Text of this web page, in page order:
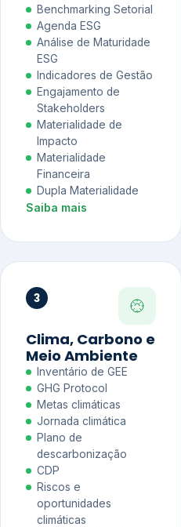
Benchmarking Setorial
Agenda ESG
Análise de Maturidade
ESG
Indicadores de Gestão
Engajamento de
Stakeholders
Materialidade de
Impacto
Materialidade
Financeira
Dupla Materialidade
Saiba mais
3
Clima, Carbono e
Meio Ambiente
Inventário de GEE
GHG Protocol
Metas climáticas
Jornada climática
Plano de
descarbonização
CDP
Riscos e
oportunidades
climáticas